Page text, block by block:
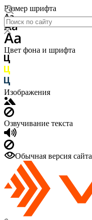
Размер шрифта
Цвет фона и шрифта
Изображения
Озвучивание текста
Обычная версия сайта